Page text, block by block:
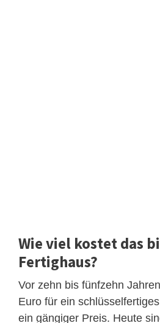
Wie viel kostet das
Fertighaus?
Vor zehn bis fünfzehn
Euro für ein
ein gängiger Preis. Heute